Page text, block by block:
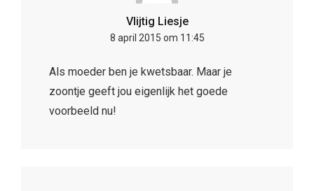
Vlijtig Liesje
8 april 2015 om 11:45
Als moeder ben je kwetsbaar. Maar je
zoontje geeft jou eigenlijk het goede
voorbeeld nu!